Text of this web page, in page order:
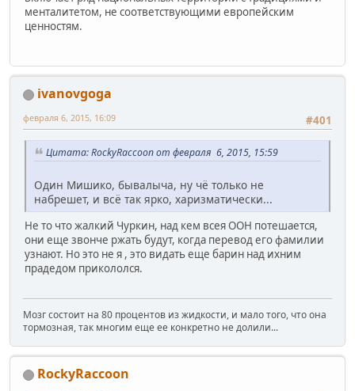
менталитетом, не соответствующими европейским
ценностям.
ivanovgoga
#401
февраля 6, 2015, 16:09
Цитата: RockyRaccoon от февраля 6, 2015, 15:59
Один Мишико, бывалыча, ну чё только не
набрешет, и всё так ярко, харизматически...
Не то что жалкий Чуркин, над кем всея ООН потешается,
они еще звонче ржать будут, когда перевод его фамилии
узнают. Но это не я , это видать еще барин над ихним
прадедом прикололся.
Мозг состоит на 80 процентов из жидкости, и мало того, что она
тормозная, так многим еще ее конкретно не долили...
RockyRaccoon